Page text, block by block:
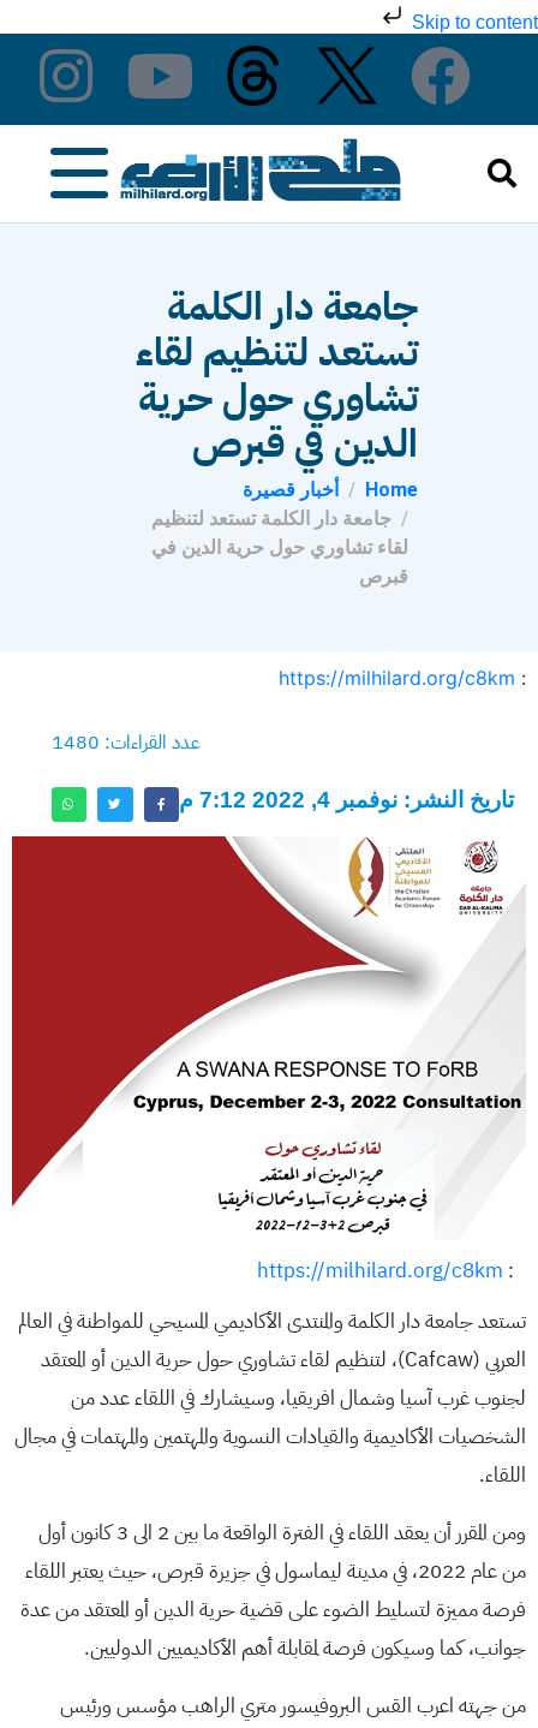
Skip to content
جامعة دار الكلمة
تستعد لتنظيم لقاء
تشاوري حول حرية
الدين في قبرص
Home
أخبار قصيرة
جامعة دار الكلمة تستعد لتنظيم
لقاء تشاوري حول حرية الدين في
قبرص
:
https://milhilard.org/c8km
عدد القراءات: 1480
تاريخ النشر: نوفمبر 4, 2022 7:12 م
:
https://milhilard.org/c8km
تستعد جامعة دار الكلمة والمنتدى الأكاديمي المسيحي للمواطنة في العالم
العربي (Cafcaw)، لتنظيم لقاء تشاوري حول حرية الدين أو المعتقد
لجنوب غرب آسيا وشمال افريقيا، وسيشارك في اللقاء عدد من
الشخصيات الأكاديمية والقيادات النسوية والمهتمين والمهتمات في مجال
اللقاء.
ومن المقرر أن يعقد اللقاء في الفترة الواقعة ما بين 2 الى 3 كانون أول
من عام 2022، في مدينة ليماسول في جزيرة قبرص، حيث يعتبر اللقاء
فرصة مميزة لتسليط الضوء على قضية حرية الدين أو المعتقد من عدة
جوانب، كما وسيكون فرصة لمقابلة أهم الأكاديميين الدوليين.
من جهته اعرب القس البروفيسور متري الراهب مؤسس ورئيس